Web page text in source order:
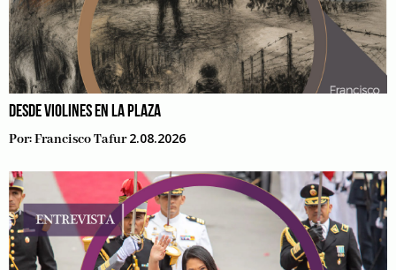
DESDE VIOLINES EN LA PLAZA
Por:Francisco Tafur 2.08.2026